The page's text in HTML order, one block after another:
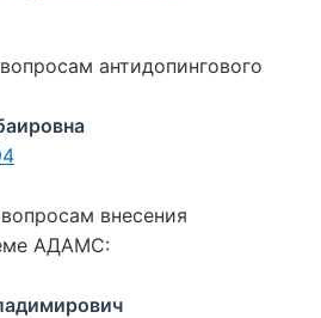
антидопингового
внесения
АДАМС: